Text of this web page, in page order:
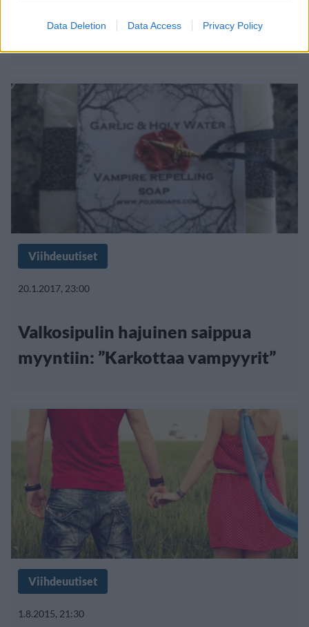
Data Deletion Data Access Privacy Policy
”Veren juominen parempaa kuin
seksi”
Viihdeuutiset
20.1.2017, 23:00
Valkosipulin hajuinen saippua
myyntiin: ”Karkottaa vampyyrit”
Viihdeuutiset
1.8.2015, 21:30